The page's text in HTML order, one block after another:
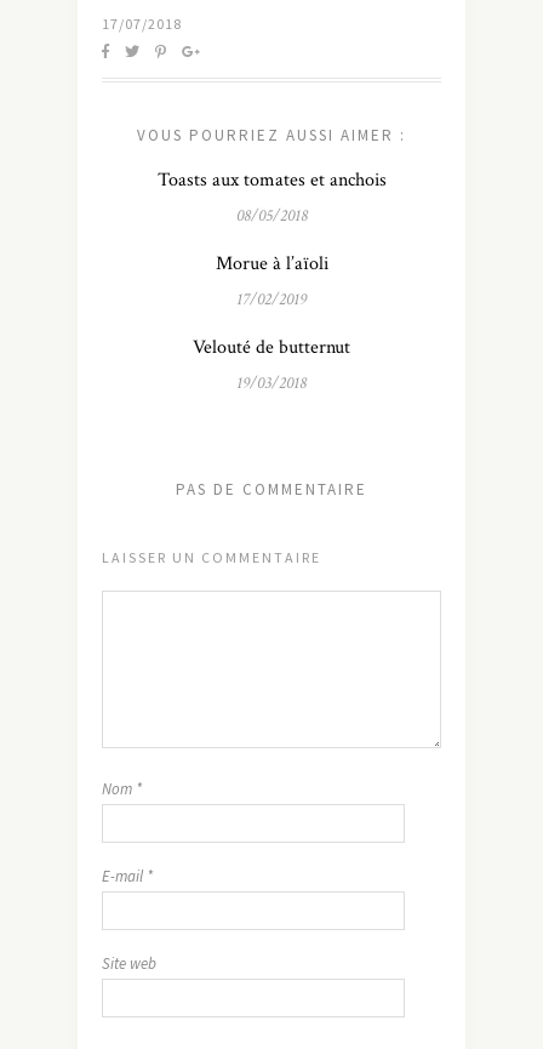
17/07/2018
VOUS POURRIEZ AUSSI AIMER :
Toasts aux tomates et anchois
08/05/2018
Morue à l’aïoli
17/02/2019
Velouté de butternut
19/03/2018
PAS DE COMMENTAIRE
LAISSER UN COMMENTAIRE
Nom *
E-mail *
Site web